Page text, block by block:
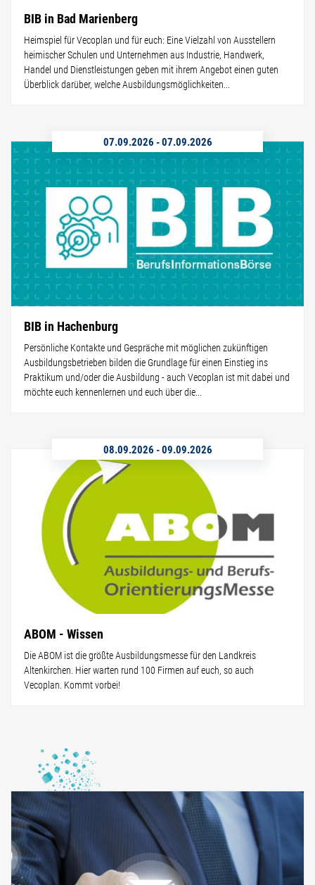
BIB in Bad Marienberg
Heimspiel für Vecoplan und für euch: Eine Vielzahl von Ausstellern
heimischer Schulen und Unternehmen aus Industrie, Handwerk,
Handel und Dienstleistungen geben mit ihrem Angebot einen guten
Überblick darüber, welche Ausbildungsmöglichkeiten...
07.09.2026 -07.09.2026
BIB in Hachenburg
Persönliche Kontakte und Gespräche mit möglichen zukünftigen
Ausbildungsbetrieben bilden die Grundlage für einen Einstieg ins
Praktikum und/oder die Ausbildung - auch Vecoplan ist mit dabei und
möchte euch kennenlernen und euch über die...
08.09.2026 -09.09.2026
ABOM - Wissen
Die ABOM ist die größte Ausbildungsmesse für den Landkreis
Altenkirchen. Hier warten rund 100 Firmen auf euch, so auch
Vecoplan. Kommt vorbei!